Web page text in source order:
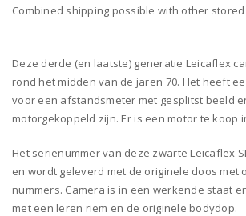
Combined shipping possible with other
-----
Deze derde (en laatste) generatie Leicaflex
rond het midden van de jaren 70. Het heeft
voor een afstandsmeter met gesplitst beeld
motorgekoppeld zijn. Er is een motor te koop
Het serienummer van deze zwarte Leicaflex
en wordt geleverd met de originele doos met
nummers. Camera is in een werkende staat
met een leren riem en de originele bodydop.